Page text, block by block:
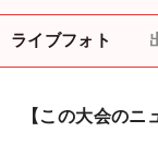
ライブフォト
【この大会のニ